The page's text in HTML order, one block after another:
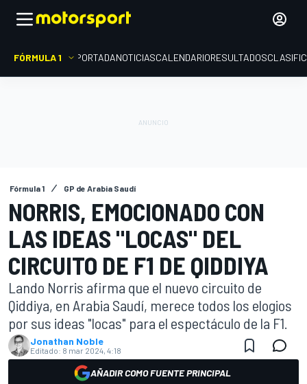
FÓRMULA 1 PORTADANOTICIASCALENDARIORESULTADOS
Fórmula 1 GP de Arabia Saudí
NORRIS, EMOCIONADO CON
LAS IDEAS "LOCAS" DEL
CIRCUITO DE F1 DE QIDDIYA
Lando Norris afirma que el nuevo circuito de
Qiddiya, en Arabia Saudí, merece todos los elogios
por sus ideas "locas" para el espectáculo de la F1.
Jonathan Noble
Editado: 8 mar 2024, 4:18
AÑADIR COMO FUENTE PRINCIPAL